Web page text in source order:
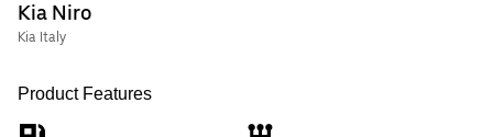
Kia Niro
Kia Italy
Product Features